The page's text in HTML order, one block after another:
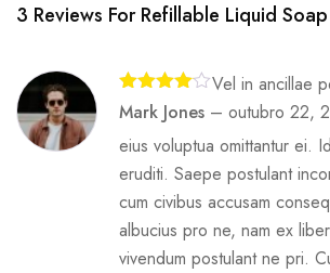
3 Reviews ForRefillable Liquid Soap
Avaliação
4de 5
Mark Jones – outubro 22,
Vel in ancillae
eius voluptua omittantur ei.
eruditi. Saepe postulant
cum civibus accusam
albucius pro ne, nam ex
vivendum postulant ne pri.